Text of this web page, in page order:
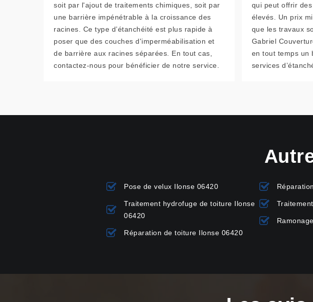
soit par l'ajout de traitements chimiques, soit par
une barrière impénétrable à la croissance des
racines. Ce type d’étanchéité est plus rapide à
poser que des couches d'imperméabilisation et
de barrière aux racines séparées. En tout cas,
contactez-nous pour bénéficier de notre service.
qui peut offrir
élevés. Un prix
que les travaux
Gabriel
en tout temps un
services
Pose de velux Ilonse 06420
Traitement hydrofuge de toiture Ilonse
06420
Réparation de toiture Ilonse 06420